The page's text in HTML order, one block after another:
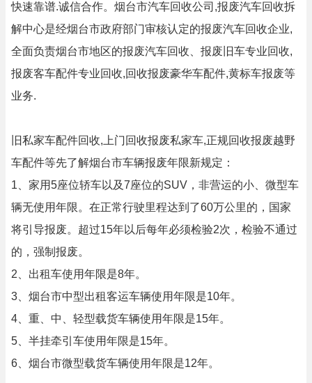
快速靠谱.诚信合作。烟台市汽车回收公司,报废汽车回收拆
解中心是经烟台市政府部门审核认定的报废汽车回收企业,
全面负责烟台市地区的报废汽车回收、报废旧车专业回收,
报废客车配件专业回收,回收报废豪华车配件,黄标车报废等
业务.
旧私家车配件回收,上门回收报废私家车,正规回收报废越野
车配件等先了解烟台市车辆报废年限新规定：
1、家用5座位轿车以及7座位的SUV，非营运的小、微型车
辆无使用年限。在正常行驶里程达到了60万公里的，国家
将引导报废。超过15年以后每年必须检验2次，检验不通过
的，强制报废。
2、出租车使用年限是8年。
3、烟台市中型出租客运车辆使用年限是10年。
4、重、中、轻型载货车辆使用年限是15年。
5、半挂牵引车使用年限是15年。
6、烟台市微型载货车辆使用年限是12年。